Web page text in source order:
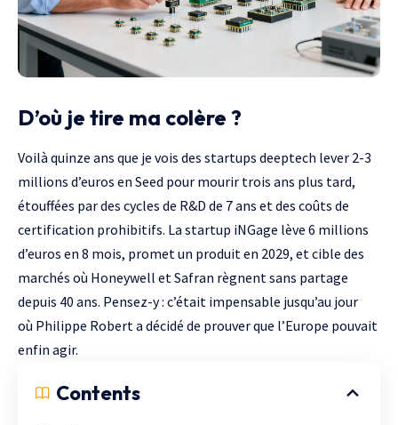
D’où je tire ma colère ?
Voilà quinze ans que je vois des startups deeptech lever 2-3
millions d’euros en Seed pour mourir trois ans plus tard,
étouffées par des cycles de R&D de 7 ans et des coûts de
certification prohibitifs. La startup iNGage lève 6 millions
d’euros en 8 mois, promet un produit en 2029, et cible des
marchés où Honeywell et Safran règnent sans partage
depuis 40 ans. Pensez-y : c’était impensable jusqu’au jour
où Philippe Robert a décidé de prouver que l’Europe pouvait
enfin agir.
Contents